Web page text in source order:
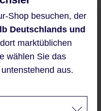
Werktage
Shop besuchen, der
Deutschlands und
marktüblichen
wählen Sie das
aus.
Cookies,
Erfahrung